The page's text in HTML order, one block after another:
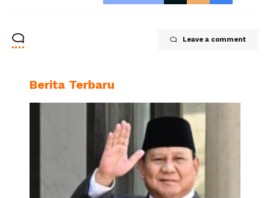
Leave a comment
Berita Terbaru